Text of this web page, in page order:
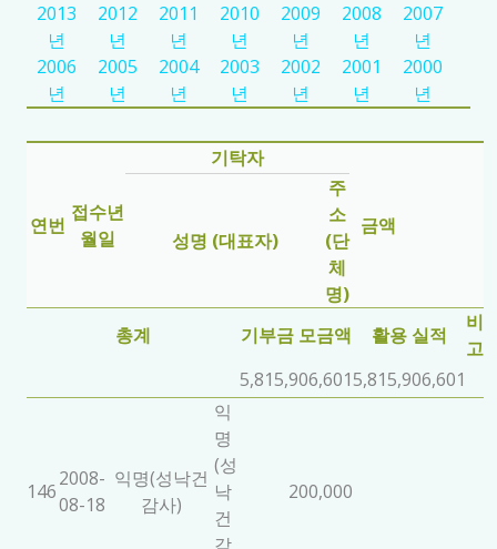
2013
년
2012
년
2011
년
2010
년
2009
년
2008
년
2007
년
2006
년
2005
년
2004
년
2003
년
2002
년
2001
년
2000
년
연번
접수년
월일
기탁자
금액
성명 (대표자)
주
소
(단
체
명)
총계
기부금 모금액 활용 실적
비
고
5,815,906,6015,815,906,601
146
2008-
08-18
익명(성낙건
감사)
익
명
(성
낙
건
200,000